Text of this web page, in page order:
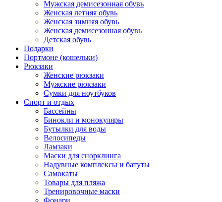
Мужская демисезонная обувь
Женская летняя обувь
Женская зимняя обувь
Женская демисезонная обувь
Детская обувь
Подарки
Портмоне (кошельки)
Рюкзаки
Женские рюкзаки
Мужские рюкзаки
Сумки для ноутбуков
Спорт и отдых
Бассейны
Бинокли и монокуляры
Бутылки для воды
Велосипеды
Ламзаки
Маски для снорклинга
Надувные комплексы и батуты
Самокаты
Товары для пляжа
Тренировочные маски
Фонари